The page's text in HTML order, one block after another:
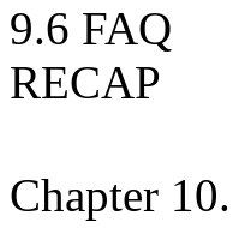
9.6 FAQ
RECAP
Chapter